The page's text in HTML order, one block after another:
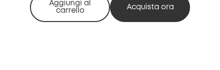
Aggiungi al
carrello
Acquista ora